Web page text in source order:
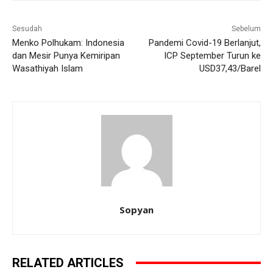
Sesudah
Menko Polhukam: Indonesia
dan Mesir Punya Kemiripan
Wasathiyah Islam
Sebelum
Pandemi Covid-19 Berlanjut,
ICP September Turun ke
USD37,43/Barel
Sopyan
RELATED ARTICLES